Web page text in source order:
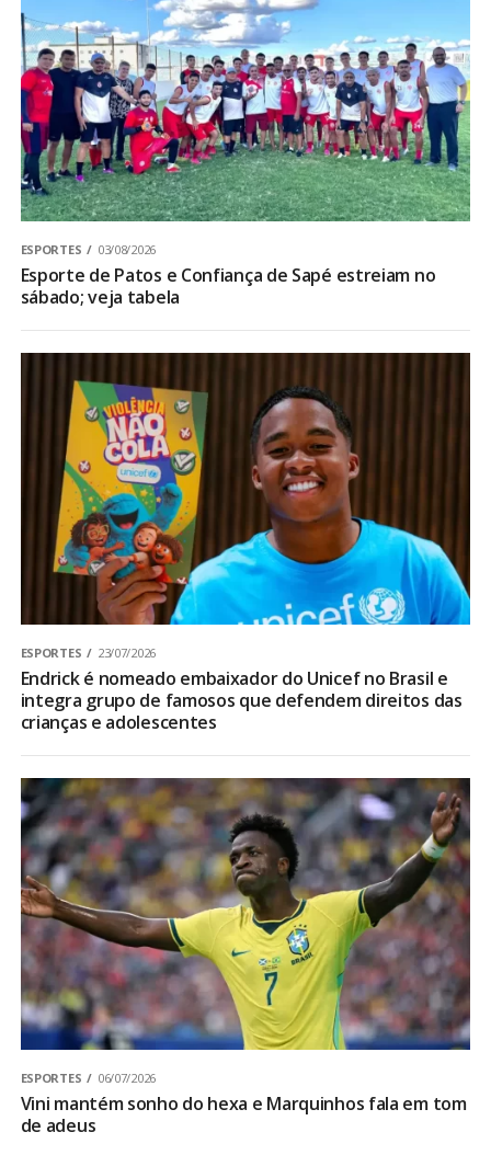
ESPORTES 03/08/2026
Esporte de Patos e Confiança de Sapé estreiam no
sábado; veja tabela
ESPORTES 23/07/2026
Endrick é nomeado embaixador do Unicef no Brasil e
integra grupo de famosos que defendem direitos das
crianças e adolescentes
ESPORTES 06/07/2026
Vini mantém sonho do hexa e Marquinhos fala em tom
de adeus